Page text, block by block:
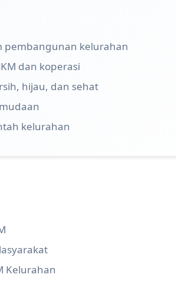
pembangunan kelurahan
dan koperasi
hijau, dan sehat
kelurahan
Kelurahan